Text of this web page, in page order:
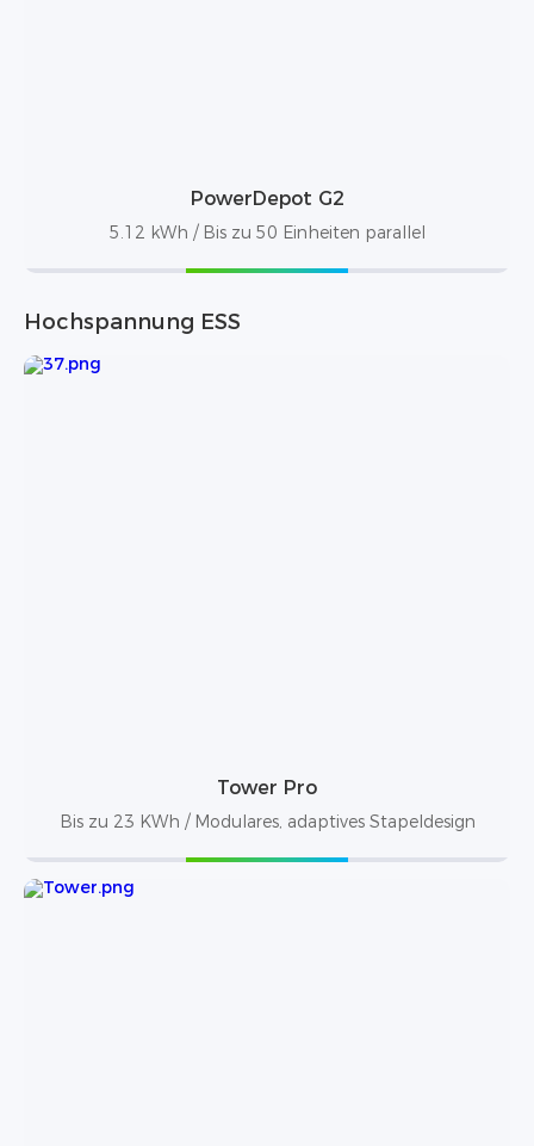
PowerDepot G2
5.12 kWh / Bis zu 50 Einheiten parallel
Hochspannung ESS
Tower Pro
Bis zu 23 KWh / Modulares, adaptives Stapeldesign